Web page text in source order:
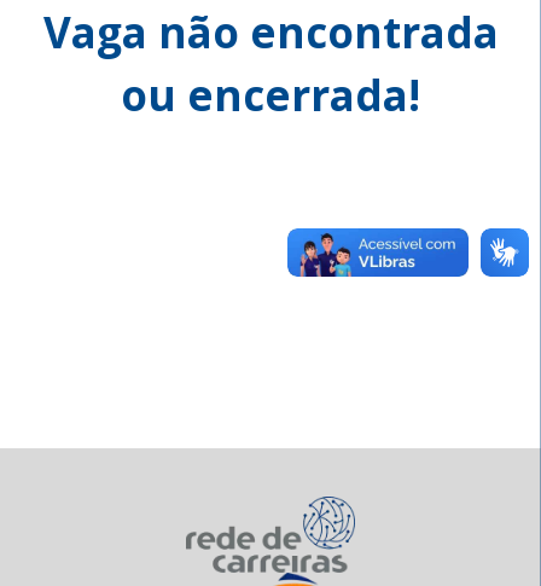
Vaga não encontrada
ou encerrada!